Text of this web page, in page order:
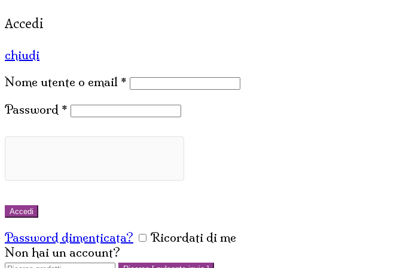
Accedi
chiudi
Nome utente o email *
Password *
Accedi
Password dimenticata?
Ricordati di me
Non hai un account?